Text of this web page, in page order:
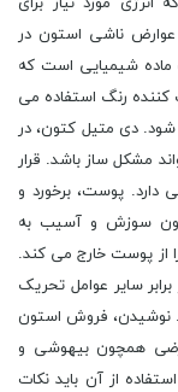
ناشی استون در
ماده شیمیایی است که
کننده رنگ استفاده می
دی متیل کتون، در
مشکل ساز باشد. قرار
پوست، برخورد و
سوزش و آسیب به
از پوست خارج می کند.
سایر عوامل تحریک
نوشیدن، فروش استون
همچون بیهوشی و
از آن باید نکات